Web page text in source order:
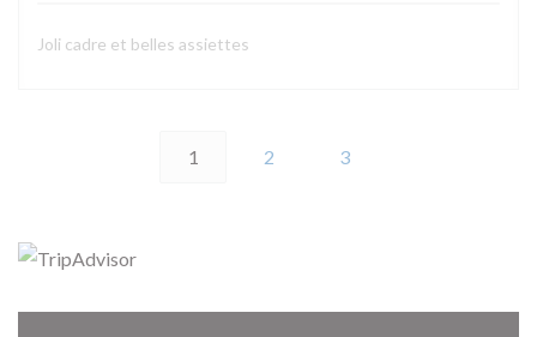
Joli cadre et belles assiettes
1 2 3